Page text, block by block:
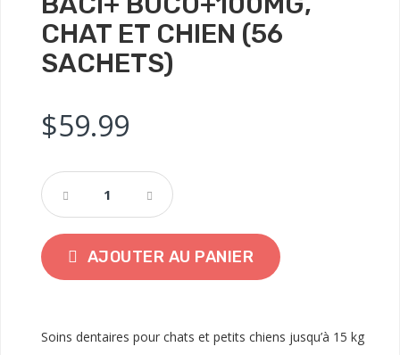
CHAT ET CHIEN (56
SACHETS)
$59.99
AJOUTER AU PANIER
Soins dentaires pour chats et petits chiens jusqu’à 15 kg